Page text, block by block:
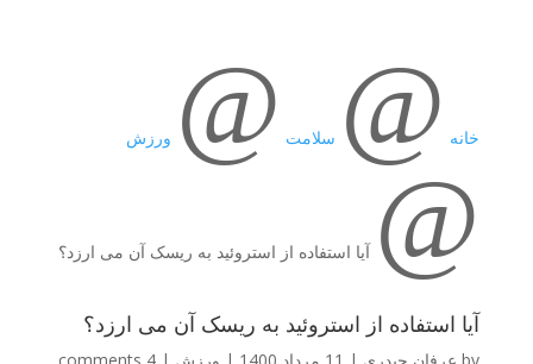
خانه @ سلامت @ ورزش
@ آیا استفاده از استروئید به ریسک آن می ‌ارزد؟
آیا استفاده از استروئید به ریسک آن می ‌ارزد؟